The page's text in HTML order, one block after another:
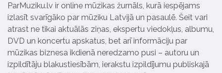
ParMuziku.lv ir online mūzikas žurnāls, kurā iespējams
izlasīt svarīgāko par mūziku Latvijā un pasaulē. Šeit vari
atrast ne tikai aktuālās ziņas, ekspertu viedokļus, albumu,
DVD un koncertu apskatus, bet arī informāciju par
mūzikas biznesa ikdienā neredzamo pusi – autoru un
izpildītāju blakustiesībām, ierakstu izpildījumu publiskajā